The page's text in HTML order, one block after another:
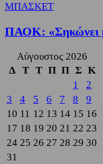
ΜΠΑΣΚΕΤ
ΠΑΟΚ: «Σηκώνει
Αύγουστος 2026
Δ
Τ Τ Π Π Σ Κ
1
2
3
4 5 6 7 8
9
10 11 12 13 14 15 16
17 18 19 20 21 22 23
24 25 26 27 28 29 30
31